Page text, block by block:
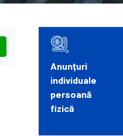
Anunțuri
individuale
persoană
fizică